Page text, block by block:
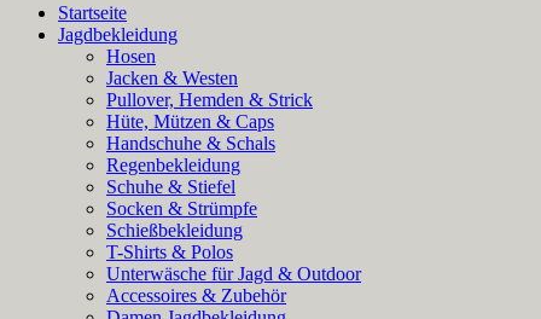
Startseite
Jagdbekleidung
Hosen
Jacken & Westen
Pullover, Hemden & Strick
Hüte, Mützen & Caps
Handschuhe & Schals
Regenbekleidung
Schuhe & Stiefel
Socken & Strümpfe
Schießbekleidung
T-Shirts & Polos
Unterwäsche für Jagd & Outdoor
Accessoires & Zubehör